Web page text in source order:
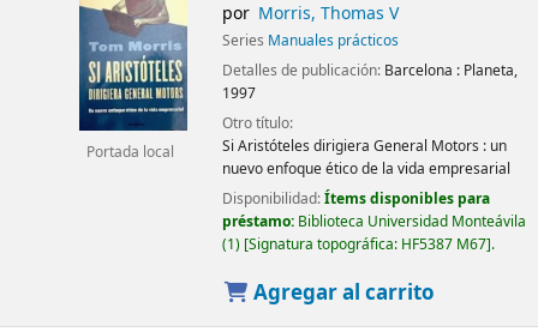
Portada local
por Morris, Thomas V
Series Manuales prácticos
Detalles de publicación: Barcelona : Planeta,
1997
Otro título:
Si Aristóteles dirigiera General Motors : un
nuevo enfoque ético de la vida empresarial
Disponibilidad:Ítems disponibles para
préstamo: Biblioteca Universidad Monteávila
(1) Signatura topográfica: HF5387 M67 .
Agregar al carrito